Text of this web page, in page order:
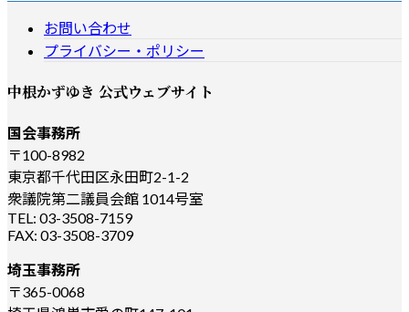
お問い合わせ
プライバシー・ポリシー
中根かずゆき 公式ウェブサイト
国会事務所
〒100-8982
東京都千代田区永田町2-1-2
衆議院第二議員会館 1014号室
TEL: 03-3508-7159
FAX: 03-3508-3709
埼玉事務所
〒365-0068